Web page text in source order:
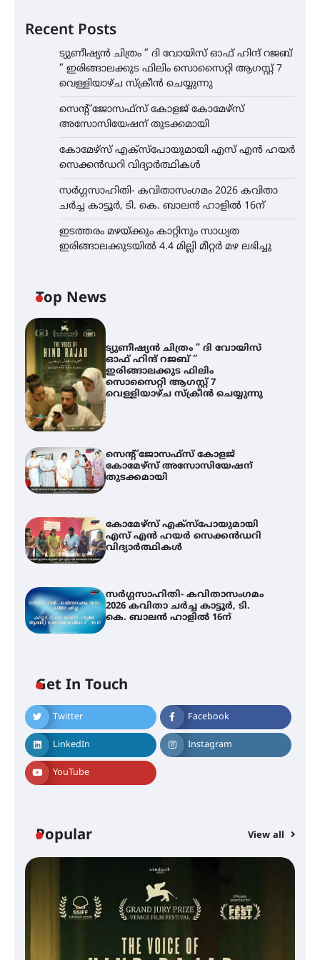
Recent Posts
ട്യുണീഷ്യൻ ചിത്രം ” ദി വോയിസ് ഓഫ് ഹിന്ദ് റജബ്
” ഇരിങ്ങാലക്കുട ഫിലിം സൊസൈറ്റി ആഗസ്റ്റ് 7
വെള്ളിയാഴ്ച സ്‌ക്രീൻ ചെയ്യുന്നു
സെന്റ് ജോസഫ്സ് കോളജ് കോമേഴ്‌സ്
അസോസിയേഷന് തുടക്കമായി
കോമേഴ്സ് എക്സ്പോയുമായി എസ് എൻ ഹയർ
സെക്കൻഡറി വിദ്യാർത്ഥികൾ
സർഗ്ഗസാഹിതി- കവിതാസംഗമം 2026 കവിതാ
ചർച്ച കാട്ടൂർ, ടി. കെ. ബാലൻ ഹാളിൽ 16ന്
ഇടത്തരം മഴയ്ക്കും കാറ്റിനും സാധ്യത
ഇരിങ്ങാലക്കുടയിൽ 4.4 മില്ലി മീറ്റർ മഴ ലഭിച്ചു
Top News
ട്യുണീഷ്യൻ ചിത്രം ” ദി വോയിസ്
ഓഫ് ഹിന്ദ് റജബ് ”
ഇരിങ്ങാലക്കുട ഫിലിം
സൊസൈറ്റി ആഗസ്റ്റ് 7
വെള്ളിയാഴ്ച സ്‌ക്രീൻ ചെയ്യുന്നു
സെന്റ് ജോസഫ്സ് കോളജ്
കോമേഴ്‌സ് അസോസിയേഷന്
തുടക്കമായി
കോമേഴ്സ് എക്സ്പോയുമായി
എസ് എൻ ഹയർ സെക്കൻഡറി
വിദ്യാർത്ഥികൾ
സർഗ്ഗസാഹിതി- കവിതാസംഗമം
2026 കവിതാ ചർച്ച കാട്ടൂർ, ടി.
കെ. ബാലൻ ഹാളിൽ 16ന്
Get In Touch
Twitter Facebook
LinkedIn Instagram
YouTube
Popular View all